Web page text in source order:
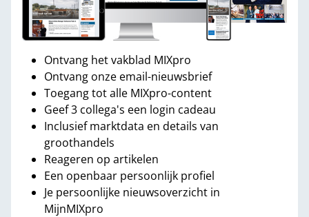
Ontvang het vakblad MIXpro
Ontvang onze email-nieuwsbrief
Toegang tot alle MIXpro-content
Geef 3 collega's een login cadeau
Inclusief marktdata en details van
groothandels
Reageren op artikelen
Een openbaar persoonlijk profiel
Je persoonlijke nieuwsoverzicht in
MijnMIXpro